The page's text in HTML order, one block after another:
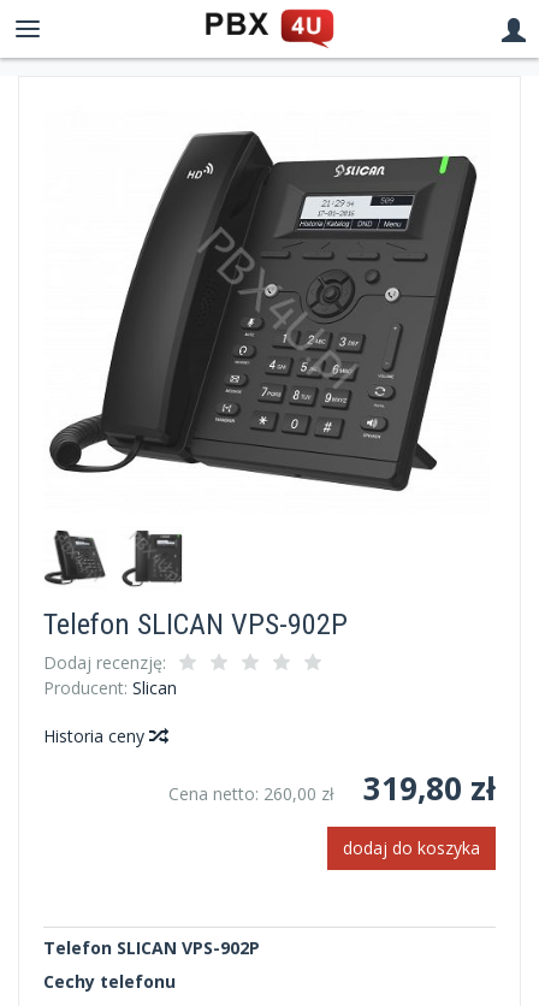
Telefon SLICAN VPS-902P
Dodaj recenzję:
Producent: Slican
Historia ceny
Cena netto: 260,00 zł 319,80 zł
dodaj do koszyka
Telefon SLICAN VPS-902P
Cechy telefonu